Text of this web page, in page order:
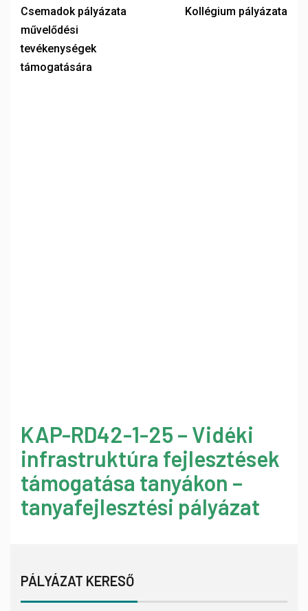
Csemadok pályázata
művelődési
tevékenységek
támogatására
Kollégium pályázata
KAP-RD42-1-25 – Vidéki
infrastruktúra fejlesztések
támogatása tanyákon –
tanyafejlesztési pályázat
PÁLYÁZAT KERESŐ